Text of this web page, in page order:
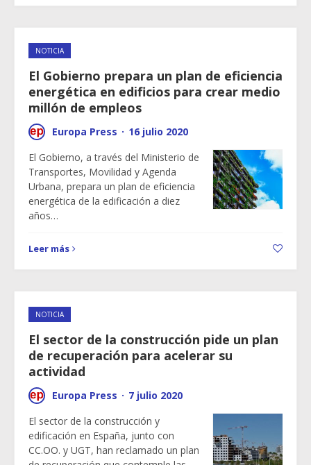
NOTICIA
El Gobierno prepara un plan de eficiencia
energética en edificios para crear medio
millón de empleos
Europa Press · 16 julio 2020
El Gobierno, a través del Ministerio de
Transportes, Movilidad y Agenda
Urbana, prepara un plan de eficiencia
energética de la edificación a diez
años…
Leer más
NOTICIA
El sector de la construcción pide un plan
de recuperación para acelerar su
actividad
Europa Press · 7 julio 2020
El sector de la construcción y
edificación en España, junto con
CC.OO. y UGT, han reclamado un plan